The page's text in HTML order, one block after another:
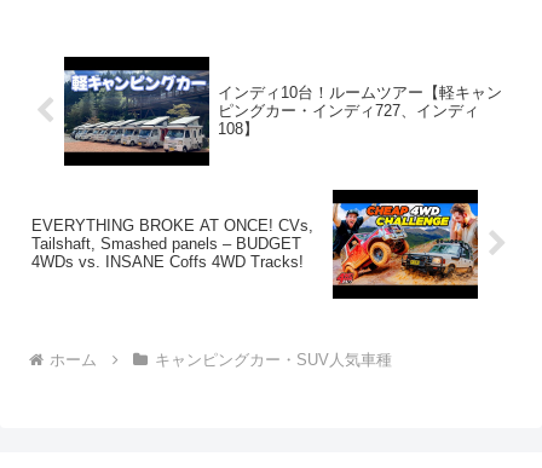
インディ10台！ルームツアー【軽キャン
ピングカー・インディ727、インディ
108】
EVERYTHING BROKE AT ONCE! CVs,
Tailshaft, Smashed panels – BUDGET
4WDs vs. INSANE Coffs 4WD Tracks!
ホーム キャンピングカー・SUV人気車種